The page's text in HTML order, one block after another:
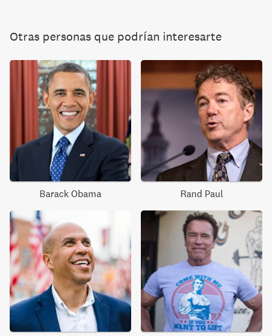
Otras personas que podrían interesarte
Barack Obama Rand Paul